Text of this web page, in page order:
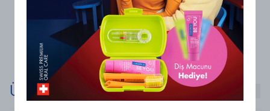
Henüz yorum bulunmamaktadır
Ürünlerimizi Keşfet!